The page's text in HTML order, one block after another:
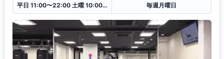
平日 11:00〜22:00 土曜 10:00〜20:00 日・祝 10:00〜18:00
毎週月曜日